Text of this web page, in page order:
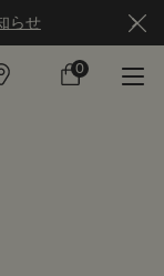
らせ
店
カ
0
0 カート内の製